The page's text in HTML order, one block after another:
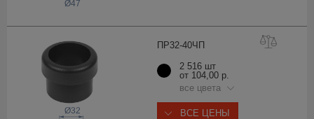
Ø47
ПР32-40ЧП
Ø32
2 516 шт
от 104,00 р.
все цвета
ВСЕ ЦЕНЫ